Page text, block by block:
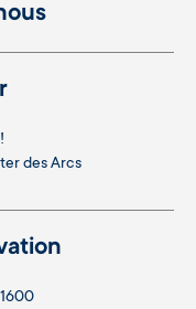
des Arcs